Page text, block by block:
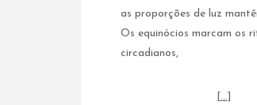
as proporções de luz
Os equinócios marcam os
circadianos,
[…]